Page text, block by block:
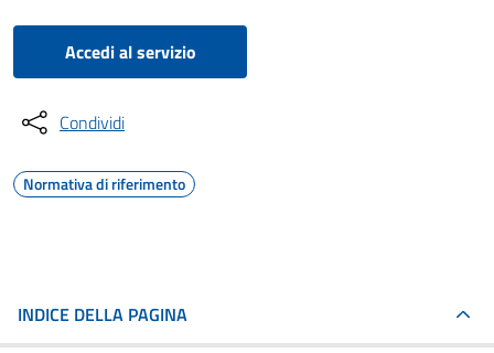
Accedi al servizio
Condividi
Normativa di riferimento
INDICE DELLA PAGINA